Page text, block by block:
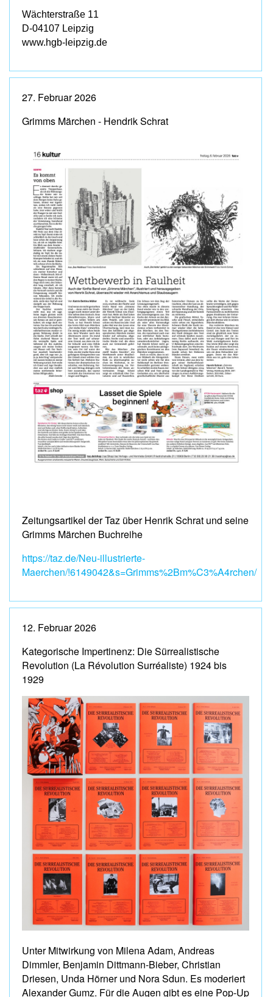
Wächterstraße 11
D-04107 Leipzig
www.hgb-leipzig.de
27. Februar 2026
Grimms Märchen - Hendrik Schrat
Zeitungsartikel der Taz über Henrik Schrat und seine
Grimms Märchen Buchreihe
https://taz.de/Neu-illustrierte-
Maerchen/!6149042&s=Grimms%2Bm%C3%A4rchen/
12. Februar 2026
Kategorische Impertinenz: Die Sürrealistische
Revolution (La Révolution Surréaliste) 1924 bis
1929
Unter Mitwirkung von Milena Adam, Andreas
Dimmler, Benjamin Dittmann-Bieber, Christian
Driesen, Unda Hörner und Nora Sdun. Es moderiert
Alexander Gumz. Für die Augen gibt es eine Pop-Up